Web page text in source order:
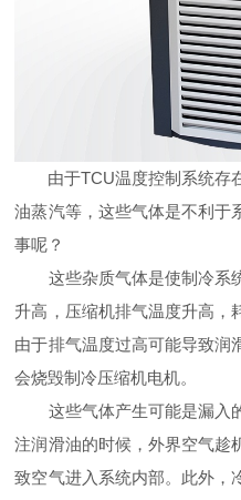
由于TCU温度控制系统存
油蒸汽等，这些气体是不利于
事呢？
这些杂质气体是使制冷系
升高，压缩机排气温度升高，
由于排气温度过高可能导致润
会烧毁制冷压缩机电机。
这些气体产生可能是漏入
注润滑油的时候，外界空气趁
致空气进入系统内部。此外，